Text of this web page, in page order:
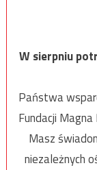
W sierpniu
Państwa
Fundacji Magna
Masz
niezależnych